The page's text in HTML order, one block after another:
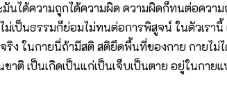
นได้ความถูกได้ความผิด ความผิดก็ทนต่อควา
เป็นธรรมก็ย่อมไม่ทนต่อการพิสูจน์ ในตัวเรา
ริง ในกายนี่ถ้ามีสติ สติยึดพื้นที่ของกาย กายไ
ติ เป็นเกิดเป็นแก่เป็นเจ็บเป็นตาย อยู่ในกา